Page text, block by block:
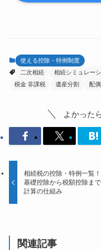
使える控除・特例制度
二次相続
相続シミュレー
税金 非課税
遺産分割 配
よかった
相続税の控除・特例一覧！
基礎控除から税額控除まで
計算の仕組み
関連記事